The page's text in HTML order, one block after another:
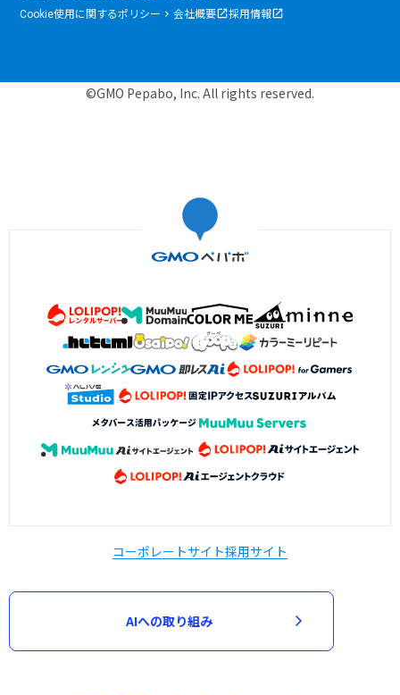
Cookie使用に関するポリシー
会社概要 採用情報
©GMO Pepabo, Inc. All rights reserved.
コーポレートサイト採用サイト
AIへの取り組み